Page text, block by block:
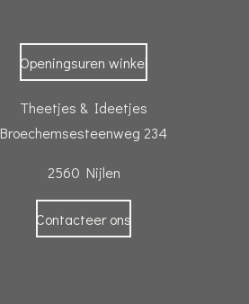
Openingsuren winkel
Theetjes & Ideetjes
Broechemsesteenweg 234
2560 Nijlen
Contacteer ons